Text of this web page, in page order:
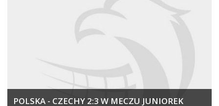
POLSKA - CZECHY 2:3 W MECZU JUNIOREK